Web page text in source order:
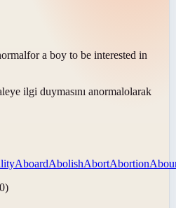
for a boy to be interested in
ilgi duymasını anormalolarak
AboardAbolishAbortAbortion